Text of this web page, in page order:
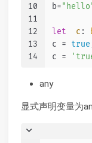
10
11
12
13
14
b=
let c :
c = true
c =
any
显式声明变量为